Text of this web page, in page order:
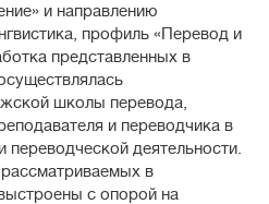
и направлению
профиль «Перевод и
представленных в
школы перевода,
и переводчика в
деятельности.
в
с опорой на